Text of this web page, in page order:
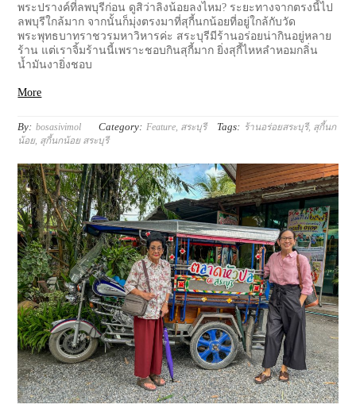
พระปรางค์ที่ลพบุรีก่อน ดูสิว่าลิงน้อยลงไหม? ระยะทางจากตรงนี้ไป
ลพบุรีใกล้มาก จากนั้นก็มุ่งตรงมาที่สุกี้นกน้อยที่อยู่ใกล้กับวัด
พระพุทธบาทราชวรมหาวิหารค่ะ สระบุรีมีร้านอร่อยน่ากินอยู่หลาย
ร้าน แต่เราจิ้มร้านนี้เพราะชอบกินสุกี้มาก ยิ่งสุกี้ไหหลำหอมกลิ่น
น้ำมันงายิ่งชอบ
More
By: bosasivimol Category: Feature สระบุรี Tags: ร้านอร่อยสระบุรี, สุกี้นก
น้อย, สุกี้นกน้อย สระบุรี